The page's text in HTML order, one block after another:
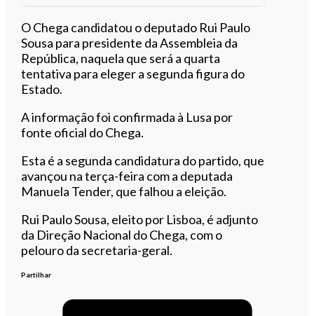
Ouvir este artigo
O Chega candidatou o deputado Rui Paulo
Sousa para presidente da Assembleia da
República, naquela que será a quarta
tentativa para eleger a segunda figura do
Estado.
A informação foi confirmada à Lusa por
fonte oficial do Chega.
Esta é a segunda candidatura do partido, que
avançou na terça-feira com a deputada
Manuela Tender, que falhou a eleição.
Rui Paulo Sousa, eleito por Lisboa, é adjunto
da Direção Nacional do Chega, com o
pelouro da secretaria-geral.
Partilhar